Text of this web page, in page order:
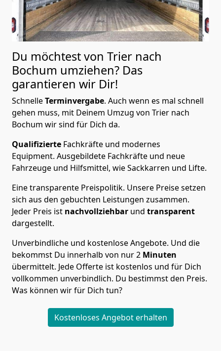
Du möchtest von Trier nach
Bochum umziehen? Das
garantieren wir Dir!
SchnelleTerminvergabe. Auch wenn es mal schnell
gehen muss, mit Deinem Umzug von Trier nach
Bochum wir sind für Dich da.
Qualifizierte Fachkräfte und modernes
Equipment. Ausgebildete Fachkräfte und neue
Fahrzeuge und Hilfsmittel, wie Sackkarren und Lifte.
Eine transparente Preispolitik. Unsere Preise setzen
sich aus den gebuchten Leistungen zusammen.
Jeder Preis ist nachvollziehbar und transparent
dargestellt.
Unverbindliche und kostenlose Angebote. Und die
bekommst Du innerhalb von nur2 Minuten
übermittelt. Jede Offerte ist kostenlos und für Dich
vollkommen unverbindlich. Du bestimmst den Preis.
Was können wir für Dich tun?
Kostenloses Angebot erhalten